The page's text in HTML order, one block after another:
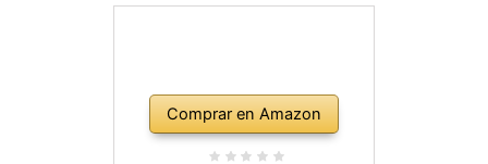
Comprar en Amazon